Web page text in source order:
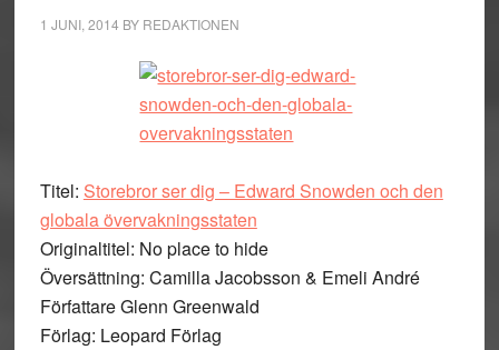
1 JUNI, 2014 BY REDAKTIONEN
Titel: Storebror ser dig – Edward Snowden och den
globala övervakningsstaten
Originaltitel: No place to hide
Översättning: Camilla Jacobsson & Emeli André
Författare Glenn Greenwald
Förlag: Leopard Förlag